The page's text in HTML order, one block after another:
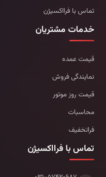
تماس با فرااکسیژن
خدمات مشتریان
قیمت عمده
نمایندگی فروش
قیمت روز موتور
محاسبات
فراتخفیف
تماس با فرااکسیژن